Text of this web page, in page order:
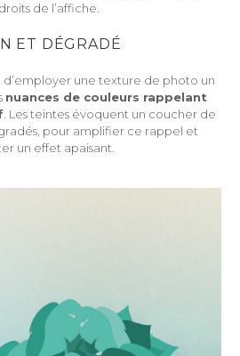
de l’affiche.
ET DÉGRADÉ
une texture de photo un
nuances de couleurs rappelant
. Les teintes évoquent un coucher de
pour amplifier ce rappel et
un effet apaisant.